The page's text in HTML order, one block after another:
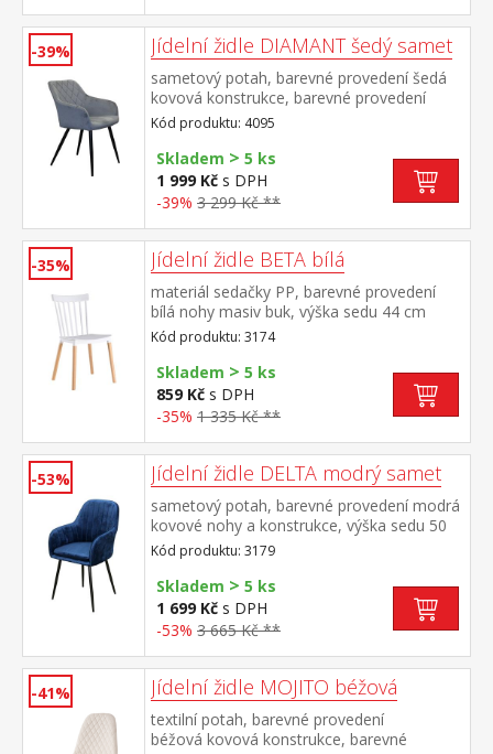
-39% Jídelní židle DIAMANT šedý samet
sametový potah, barevné provedení šedá
kovová konstrukce, barevné provedení
černá výška sedu 51 cm, hloubka sedu 45,5
cm šířka sedu v zadní nejužší části 36 cm, v
přední části 42 cmvhodná ke stolu BERGEN
dub 4090
Kód produktu: 4095
Skladem > 5 ks
1 999 Kč s DPH
-39% 3 299 Kč **
-35% Jídelní židle BETA bílá
materiál sedačky PP, barevné provedení
bílá nohy masiv buk, výška sedu 44 cm
Kód produktu: 3174
Skladem > 5 ks
859 Kč s DPH
-35% 1 335 Kč **
-53% Jídelní židle DELTA modrý samet
sametový potah, barevné provedení modrá
kovové nohy a konstrukce, výška sedu 50
cm
Kód produktu: 3179
Skladem > 5 ks
1 699 Kč s DPH
-53% 3 665 Kč **
-41% Jídelní židle MOJITO béžová
textilní potah, barevné provedení
béžová kovová konstrukce, barevné